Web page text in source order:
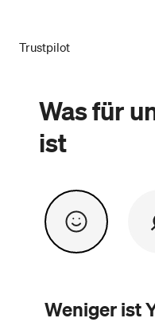
Trustpilot
Was für
ist
Weniger ist